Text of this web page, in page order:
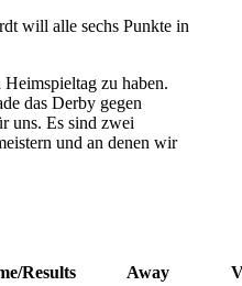
will alle sechs Punkte in
zu haben.
das Derby gegen
uns. Es sind zwei
und an denen wir
Results Away